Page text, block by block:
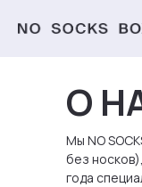
О
Мы NO
без
года